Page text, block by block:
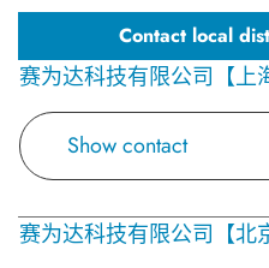
Contact local
赛为达科技有限公司【上
Show contact
赛为达科技有限公司【北